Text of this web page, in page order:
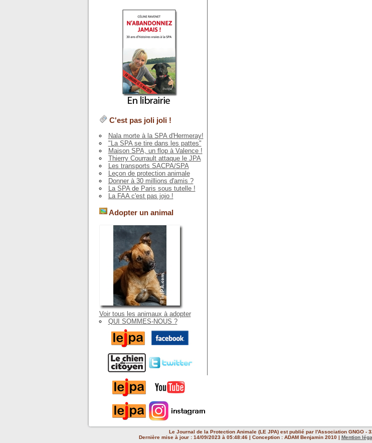
C'est pas joli joli !
Nala morte à la SPA d'Hermeray!
"La SPA se tire dans les pattes"
Maison SPA, un flop à Valence !
Thierry Courrault attaque le JPA
Les transports SACPA/SPA
Leçon de protection animale
Donner à 30 millions d'amis ?
La SPA de Paris sous tutelle !
La FAA c'est pas jojo !
Adopter un animal
Voir tous les animaux à adopter
QUI SOMMES-NOUS ?
Le Journal de la Protection Animale (LE JPA) est publié par l'Association GNGO -
Dernière mise à jour : 14/09/2023 à 05:48:46 | Conception : ADAM Benjamin 2010 | Mention